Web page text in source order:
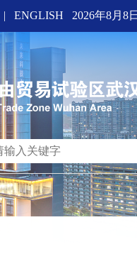
| ENGLISH 2026年8月8